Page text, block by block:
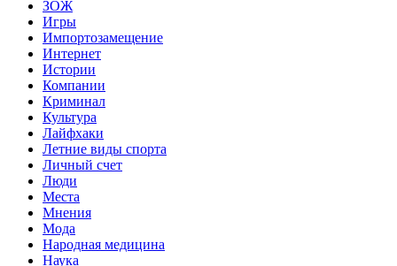
ЗОЖ
Игры
Импортозамещение
Интернет
Истории
Компании
Криминал
Культура
Лайфхаки
Летние виды спорта
Личный счет
Люди
Места
Мнения
Мода
Народная медицина
Наука